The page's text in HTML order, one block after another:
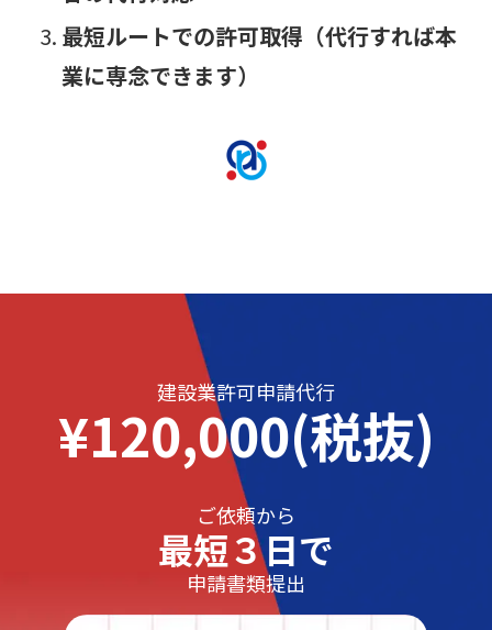
最短ルートでの許可取得（代行すれば本
業に専念できます）
建設業許可申請代行
¥120,000(税抜)
ご依頼から
最短３日で
申請書類提出